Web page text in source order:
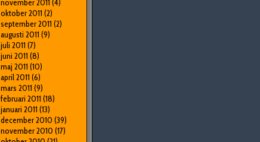
november 2011 (4)
oktober 2011 (2)
september 2011 (2)
augusti 2011 (9)
juli 2011 (7)
juni 2011 (8)
maj 2011 (10)
april 2011 (6)
mars 2011 (9)
februari 2011 (18)
januari 2011 (13)
december 2010 (39)
november 2010 (17)